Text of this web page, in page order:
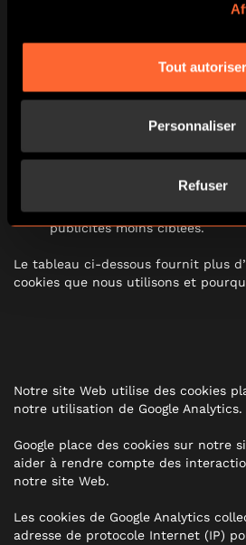
Tout autoriser
Personnaliser
Refuser
manière dont Google traite et
désinscrire, voir« Cookies
Cookies de ciblage: ces
peuvent être utilisés par ces
profil de vos intérêts et vous
pertinentes sur d’autres sites.
directement d’informations
navigateur et de votre appareil
n’autorisez pas ces cookies,
publicités moins ciblées.
Le tableau ci-dessous fournit plus
cookies que nous utilisons et
Notre site Web utilise des cookies
notre utilisation de Google Analytics.
Google place des cookies sur notre
aider à rendre compte des
notre site Web.
Les cookies de Google Analytics
adresse de protocole Internet (IP)